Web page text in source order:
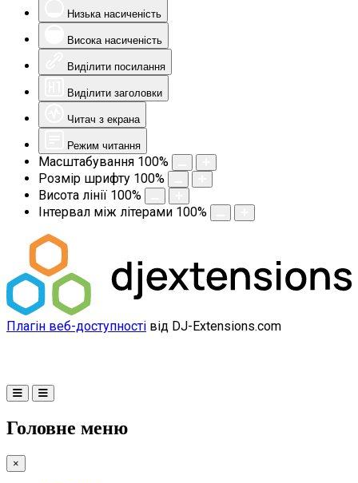
Низька насиченість
Висока насиченість
Виділити посилання
Виділити заголовки
Читач з екрана
Режим читання
Масштабування 100%
Розмір шрифту 100%
Висота лінії 100%
Інтервал між літерами 100%
Плагін веб-доступності від DJ-Extensions.com
Головне меню
×